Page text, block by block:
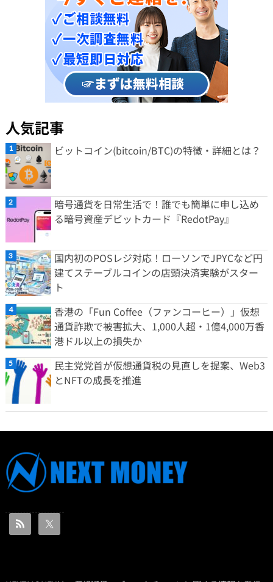
人気記事
ビットコイン(bitcoin/BTC)の特徴・詳細とは？
暗号通貨を日常生活で！誰でも簡単に申し込め
る暗号資産デビットカード『RedotPay』
国内初のPOSレジ対応！ローソンでJPYCなど円
建てステーブルコインの店頭決済実験がスター
ト
香港の「Fun Coffee（ファンコーヒー）」仮想
通貨詐欺で被害拡大、1,000人超・1億4,000万香
港ドル以上の損失か
民主党党首が仮想通貨税の見直しを提案、Web3
とNFTの成長を推進